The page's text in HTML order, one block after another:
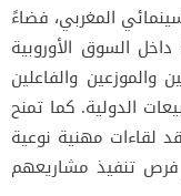
المغربي، فضاءً
السوق الأوروبية
والموزعين والفاعلين
الدولية. كما تمنح
لقاءات مهنية نوعية
تنفيذ مشاريعهم